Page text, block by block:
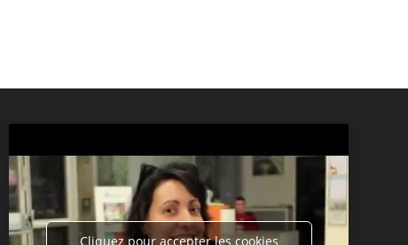
Cliquez pour accepter les cookies